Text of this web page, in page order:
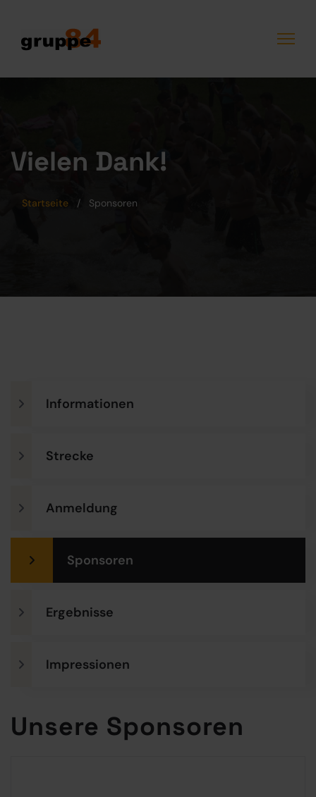
Vielen Dank!
Startseite Sponsoren
Informationen
Strecke
Anmeldung
Sponsoren
Ergebnisse
Impressionen
Unsere Sponsoren